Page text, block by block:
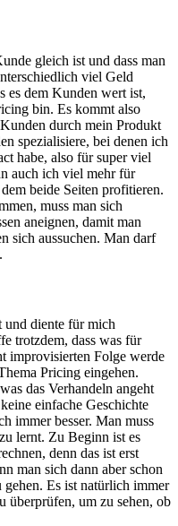
gleich ist und dass man
viel Geld
es dem Kunden wert ist,
bin. Es kommt also
durch mein Produkt
spezialisiere, bei denen ich
habe, also für super viel
auch ich viel mehr für
beide Seiten profitieren.
muss man sich
aneignen, damit man
sich aussuchen. Man darf
und diente für mich
trotzdem, dass was für
improvisierten Folge werde
Pricing eingehen.
das Verhandeln angeht
einfache Geschichte
immer besser. Man muss
lernt. Zu Beginn ist es
denn das ist erst
man sich dann aber schon
gehen. Es ist natürlich immer
überprüfen, um zu sehen, ob